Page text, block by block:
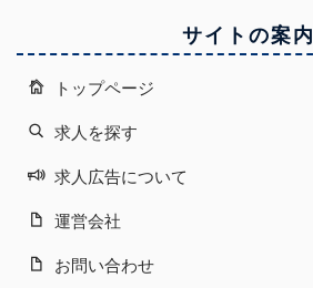
サイトの案内
トップページ
求人を探す
求人広告について
運営会社
お問い合わせ